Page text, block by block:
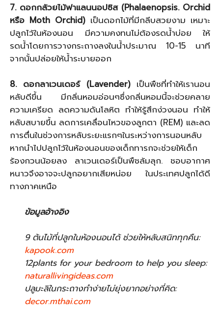
7. ดอกกล้วยไม้ฟาแลนนอปซิส (Phalaenopsis. Orchid
หรือ Moth Orchid) เป็นดอกไม้ที่มีกลีบสวยงาม เหมาะ
ปลูกไว้ในห้องนอน มีความคงทนไม่ต้องรดน้ำบ่อย ให้
รดน้ำโดยการวางกระถางลงในน้ำประมาณ 10-15 นาที
จากนั้นปล่อยให้น้ำระบายออก
8. ดอกลาเวนเดอร์ (Lavender)เป็นพืชที่ทำให้เรานอน
หลับดีขึ้น มีกลิ่นหอมอ่อนๆซึ่งกลิ่นหอมนี้จะช่วยคลาย
ความเครียด ลดความดันโลหิต ทำให้รู้สึกง่วงนอน ทำให้
หลับสบายขึ้น ลดการเคลื่อนไหวของลูกตา (REM) และลด
การตื่นในช่วงการหลับระยะแรกๆในระหว่างการนอนหลับ
หากนำไปปลูกไว้ในห้องนอนของเด็กทารกจะช่วยให้เด็ก
ร้องกวนน้อยลง ลาเวนเดอร์เป็นพืชล้มลุก. ชอบอากาศ
หนาวจึงอาจจะปลูกอยากเสียหน่อย ในประเทศปลูกได้ดี
ทางภาคเหนือ
ข้อมูลอ้างอิง
9 ต้นไม้ที่ปลูกในห้องนอนได้ ช่วยให้หลับสนิททุกคืน:
kapook.com
12plants for your bedroom to help you sleep:
naturallivingideas.com
ปลูมะลิในกระถางทำง่ายไม่ยุ่งยากอย่างที่คิด:
decor.mthai.com